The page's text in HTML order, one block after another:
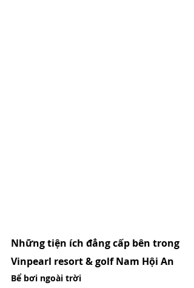
Những tiện ích đẳng cấp bên trong
Vinpearl resort & golf Nam Hội An
Bể bơi ngoài trời